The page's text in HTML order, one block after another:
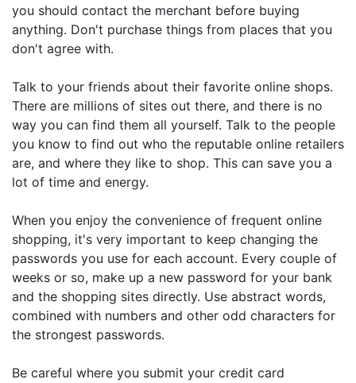
you should contact the merchant before buying
anything. Don't purchase things from places that you
don't agree with.
Talk to your friends about their favorite online shops.
There are millions of sites out there, and there is no
way you can find them all yourself. Talk to the people
you know to find out who the reputable online retailers
are, and where they like to shop. This can save you a
lot of time and energy.
When you enjoy the convenience of frequent online
shopping, it's very important to keep changing the
passwords you use for each account. Every couple of
weeks or so, make up a new password for your bank
and the shopping sites directly. Use abstract words,
combined with numbers and other odd characters for
the strongest passwords.
Be careful where you submit your credit card